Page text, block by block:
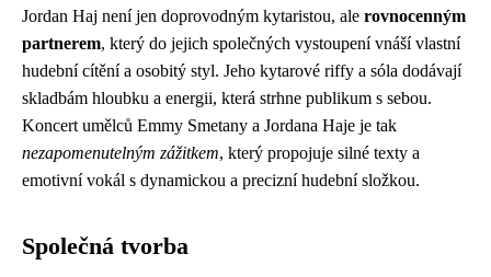
Jordan Haj není jen doprovodným kytaristou, ale rovnocenným
partnerem, který do jejich společných vystoupení vnáší vlastní
hudební cítění a osobitý styl. Jeho kytarové riffy a sóla dodávají
skladbám hloubku a energii, která strhne publikum s sebou.
Koncert umělců Emmy Smetany a Jordana Haje je tak
nezapomenutelným zážitkem, který propojuje silné texty a
emotivní vokál s dynamickou a precizní hudební složkou.
Společná tvorba